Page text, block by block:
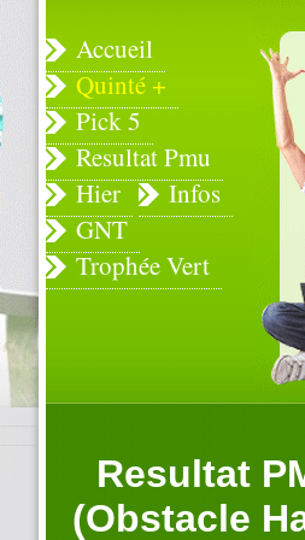
Accueil
Quinté +
Pick 5
Resultat Pmu
Hier
Infos
GNT
Trophée Vert
Resultat
(Obstacle